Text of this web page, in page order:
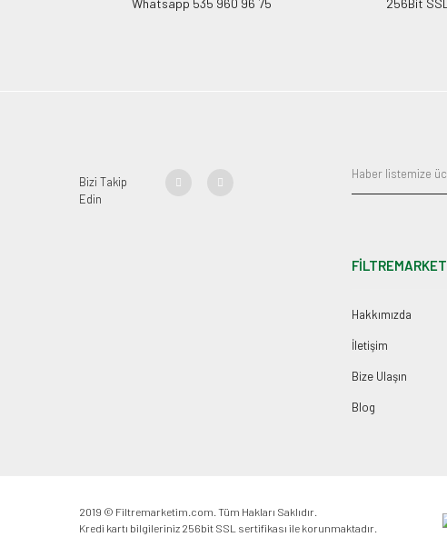
Bizi Takip
Edin
Hakkımızda
İletişim
Bize Ulaşın
Blog
2019 © Filtremarketim.com. Tüm Hakları Saklıdır.
Kredi kartı bilgileriniz 256bit SSL sertifikası ile korunmaktadır.